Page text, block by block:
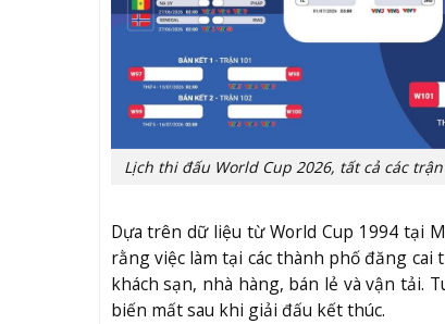
Lịch thi đấu World Cup 2026, tất cả các
Dựa trên dữ liệu từ World Cup 1994 tại
rằng việc làm tại các thành phố đăng
khách sạn, nhà hàng, bán lẻ và vận tải.
biến mất sau khi giải đấu kết thúc.